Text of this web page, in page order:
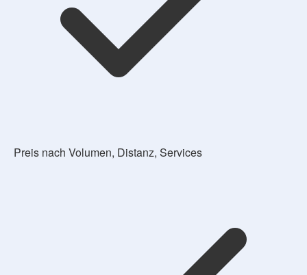
Preis nach Volumen, Distanz, Services